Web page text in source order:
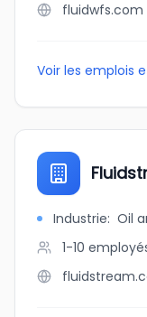
fluidwfs.com
Voir les emplois
Industrie: Oil
1-10